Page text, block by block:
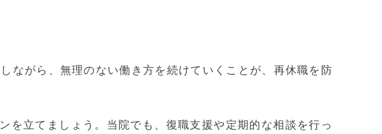
ながら、無理のない働き方を続けていくことが、再休職を防
を立てましょう。当院でも、復職支援や定期的な相談を行っ